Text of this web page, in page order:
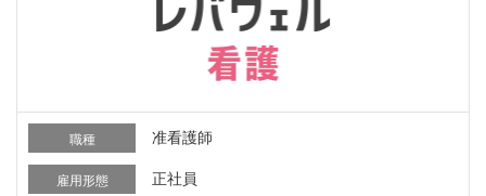
職種 准看護師
雇用形態 正社員